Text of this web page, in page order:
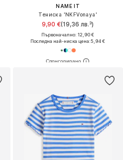
NAME IT
Тениска 'NKFVonaya'
9,90 €(19,36 лв.³)
Първоначално: 12,90 €
Последна най-ниска цена:5,94 €